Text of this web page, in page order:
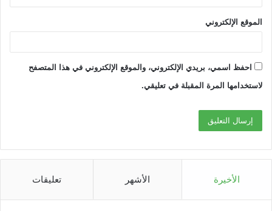
الموقع الإلكتروني
احفظ اسمي، بريدي الإلكتروني، والموقع الإلكتروني في هذا المتصفح
لاستخدامها المرة المقبلة في تعليقي.
الأخيرة الأشهر تعليقات